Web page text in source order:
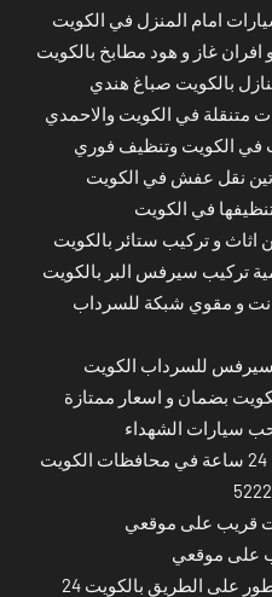
امام المنزل في الكويت
غاز و هود مطابخ بالكويت
بالكويت صباغ هندي
متنقلة في الكويت والاحمدي
الكويت وتنظيف فوري
نقل عفش في الكويت
في الكويت
و تركيب ستائر بالكويت
تركيب سيرفس البر بالكويت
و مقوي شبكة للسرداب
للسرداب الكويت
بضمان و اسعار ممتازة
سيارات الشهداء
قريب على موقعي
على موقعي
بنشر تصليح سيارات متنقل متطور على الطريق بالكويت 24